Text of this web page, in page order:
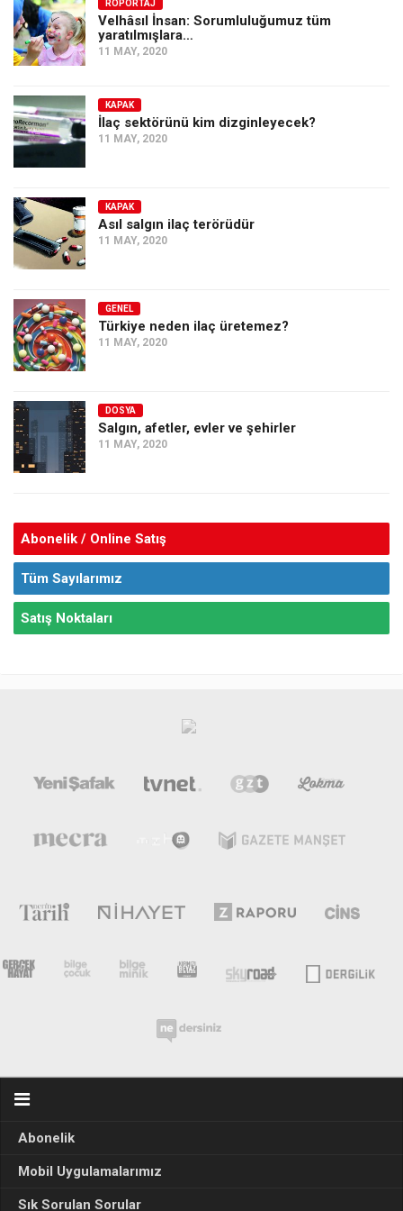
Amerika
Avustralya
Tarih
Düşünce
Dosyalar
RÖPORTAJ
Velhâsıl İnsan: Sorumluluğumuz tüm
yaratılmışlara…
11 MAY, 2020
KAPAK
İlaç sektörünü kim dizginleyecek?
11 MAY, 2020
KAPAK
Asıl salgın ilaç terörüdür
11 MAY, 2020
GENEL
Türkiye neden ilaç üretemez?
11 MAY, 2020
DOSYA
Salgın, afetler, evler ve şehirler
11 MAY, 2020
Abonelik / Online Satış
Tüm Sayılarımız
Satış Noktaları
Abonelik
Mobil Uygulamalarımız
Sık Sorulan Sorular